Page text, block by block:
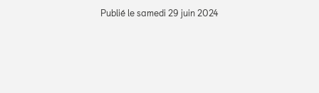
Publié le samedi 29 juin 2024